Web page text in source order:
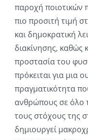
παροχή ποιοτικών
πιο προσιτή τιμή
και δημοκρατική
διακίνησης, καθώς
προστασία του
πρόκειται για μια
πραγματικότητα
ανθρώπους σε όλο
τους στόχους της
δημιουργεί